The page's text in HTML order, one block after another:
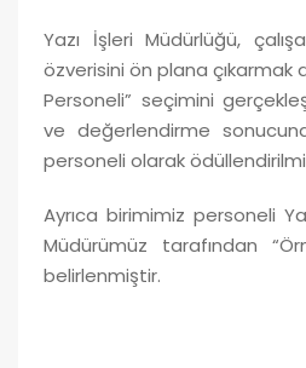
Yazı İşleri Müdürlüğü,
özverisini ön plana çıkarmak
Personeli” seçimini
ve değerlendirme
personeli olarak
Ayrıca birimimiz personeli
Müdürümüz tarafından
belirlenmiştir.